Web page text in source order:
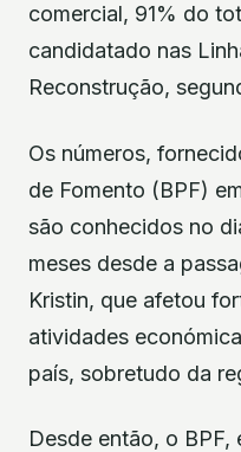
comercial, 91% do
candidatado nas
Reconstrução,
Os números,
de Fomento (BPF)
são conhecidos no
meses desde a
Kristin, que afetou
atividades
país, sobretudo da
Desde então, o BPF,